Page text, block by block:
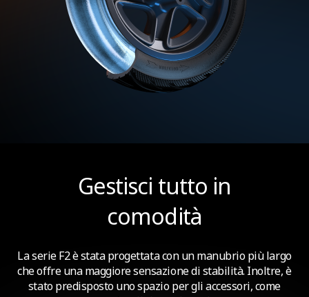
Gestisci tutto in
comodità
La serie F2 è stata progettata con un manubrio più largo
che offre una maggiore sensazione di stabilità. Inoltre, è
stato predisposto uno spazio per gli accessori, come